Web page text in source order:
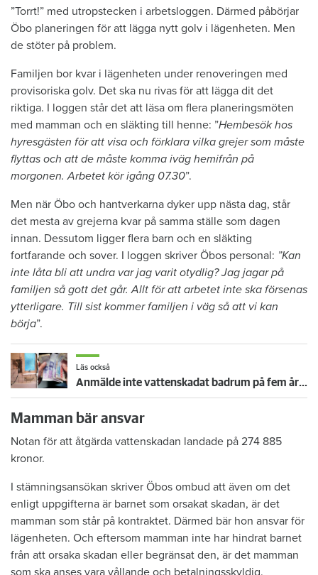
”Torrt!” med utropstecken i arbetsloggen. Därmed påbörjar
Öbo planeringen för att lägga nytt golv i lägenheten. Men
de stöter på problem.
Familjen bor kvar i lägenheten under renoveringen med
provisoriska golv. Det ska nu rivas för att lägga dit det
riktiga. I loggen står det att läsa om flera planeringsmöten
med mamman och en släkting till henne: ”Hembesök hos
hyresgästen för att visa och förklara vilka grejer som måste
flyttas och att de måste komma iväg hemifrån på
morgonen. Arbetet kör igång 07.30”.
Men när Öbo och hantverkarna dyker upp nästa dag, står
det mesta av grejerna kvar på samma ställe som dagen
innan. Dessutom ligger flera barn och en släkting
fortfarande och sover. I loggen skriver Öbos personal: ”Kan
inte låta bli att undra var jag varit otydlig? Jag jagar på
familjen så gott det går. Allt för att arbetet inte ska försenas
ytterligare. Till sist kommer familjen i väg så att vi kan
börja”.
Läs också
Anmälde inte vattenskadat badrum på fem år – krävs på 125 000 kronor
Mamman bär ansvar
Notan för att åtgärda vattenskadan landade på 274 885
kronor.
I stämningsansökan skriver Öbos ombud att även om det
enligt uppgifterna är barnet som orsakat skadan, är det
mamman som står på kontraktet. Därmed bär hon ansvar för
lägenheten. Och eftersom mamman inte har hindrat barnet
från att orsaka skadan eller begränsat den, är det mamman
som ska anses vara vållande och betalningsskyldig.